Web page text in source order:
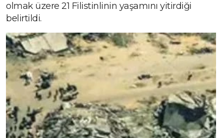
olmak üzere 21 Filistinlinin yaşamını yitirdiği
belirtildi.